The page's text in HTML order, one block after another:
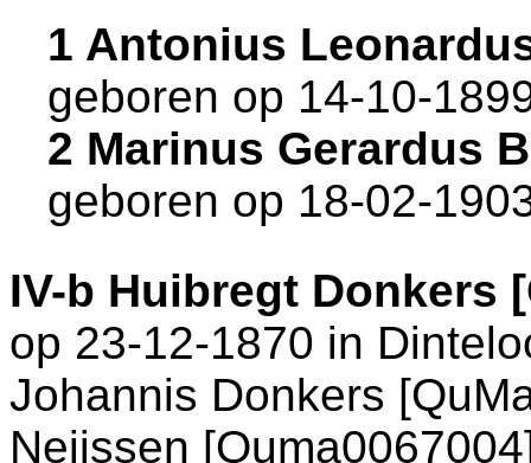
1 Antonius
geboren op 14-10-
2 Marinus Gerardus
geboren op 18-02-
IV-b Huibregt Donkers
op 23-12-1870 in
Johannis Donkers
Neijssen